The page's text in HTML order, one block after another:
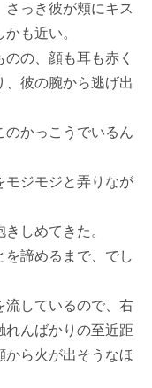
っき彼が頬にキス
も近い。
の、顔も耳も赤く
、彼の腕から逃げ出
のかっこうでいるん
ジモジと弄りなが
しめてきた。
を諦めるまで、でし
しているので、右
れんばかりの至近距
ら火が出そうなほ